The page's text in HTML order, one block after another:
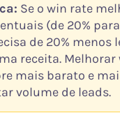
Se o win rate
(de 20% para
de 20% menos
receita. Melhorar
mais barato e
volume de leads.